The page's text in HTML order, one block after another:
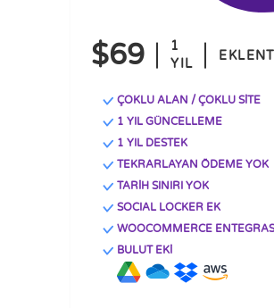
$69
1
YIL
ÇOKLU ALAN / ÇOKLU SİTE
1 YIL GÜNCELLEME
1 YIL DESTEK
TEKRARLAYAN ÖDEME YOK
TARİH SINIRI YOK
SOCIAL LOCKER EK
WOOCOMMERCE
BULUT EKİ